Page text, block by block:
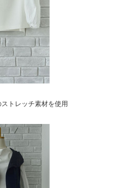
トレッチ素材を使用